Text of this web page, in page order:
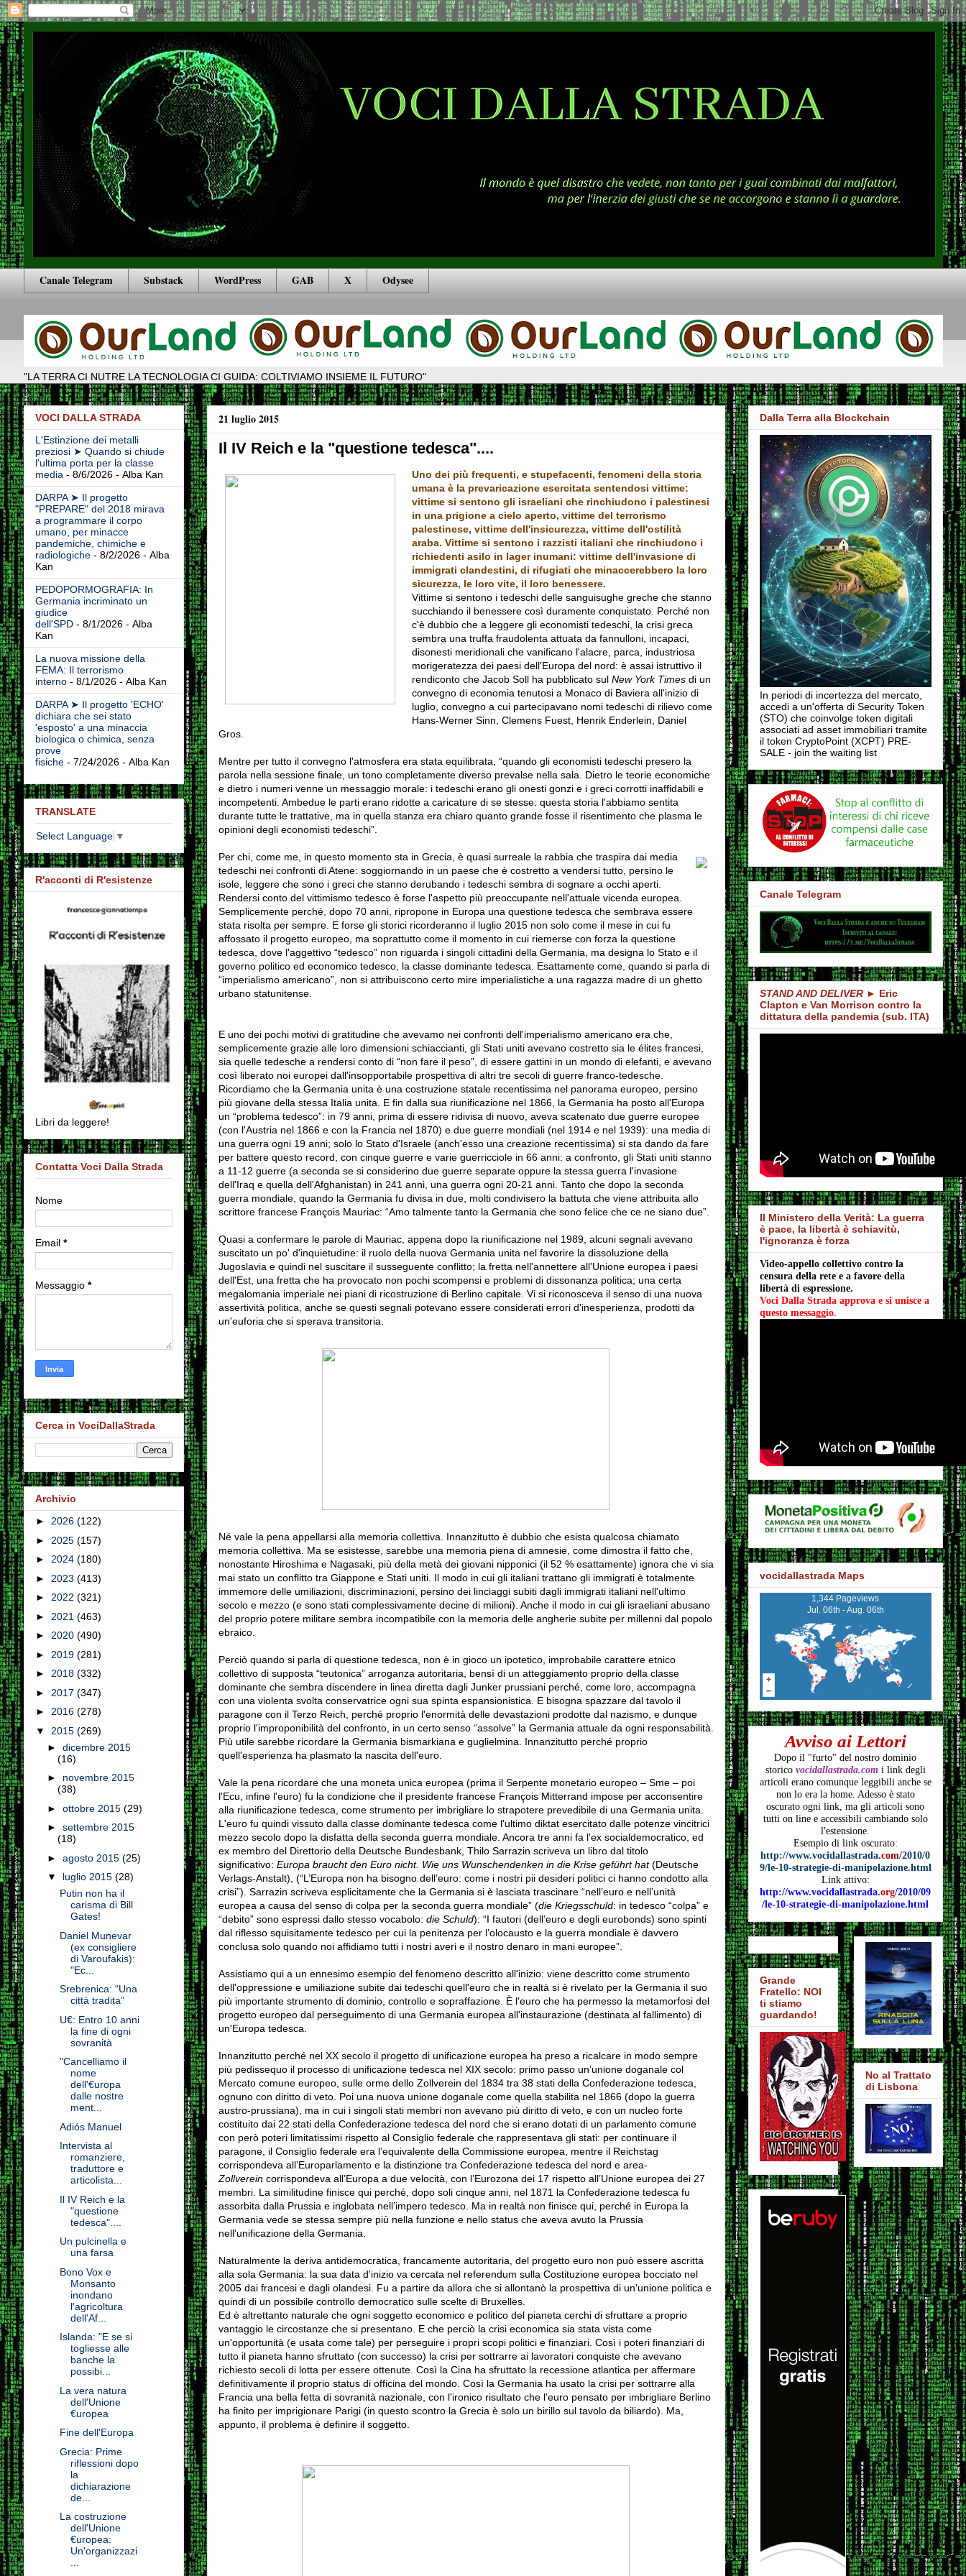
Canale Telegram Substack WordPress GAB X Odysee
"LA TERRA CI NUTRE LA TECNOLOGIA CI GUIDA: COLTIVIAMO INSIEME IL FUTURO"
21 luglio 2015
Il IV Reich e la "questione tedesca"....
Uno dei più frequenti, e stupefacenti, fenomeni della storia
umana è la prevaricazione esercitata sentendosi vittime:
vittime si sentono gli israeliani che rinchiudono i palestinesi
in una prigione a cielo aperto, vittime del terrorismo
palestinese, vittime dell'insicurezza, vittime dell'ostilità
araba. Vittime si sentono i razzisti italiani che rinchiudono i
richiedenti asilo in lager inumani: vittime dell'invasione di
immigrati clandestini, di rifugiati che minaccerebbero la loro
sicurezza, le loro vite, il loro benessere.
Vittime si sentono i tedeschi delle sanguisughe greche che stanno
succhiando il benessere così duramente conquistato. Perché non
c'è dubbio che a leggere gli economisti tedeschi, la crisi greca
sembra una truffa fraudolenta attuata da fannulloni, incapaci,
disonesti meridionali che vanificano l'alacre, parca, industriosa
morigeratezza dei paesi dell'Europa del nord: è assai istruttivo il
rendiconto che Jacob Soll ha pubblicato sul New York Timesdi un
convegno di economia tenutosi a Monaco di Baviera all'inizio di
luglio, convegno a cui partecipavano nomi tedeschi di rilievo come
Hans-Werner Sinn, Clemens Fuest, Henrik Enderlein, Daniel
Gros.
Mentre per tutto il convegno l'atmosfera era stata equilibrata, “quando gli economisti tedeschi presero la
parola nella sessione finale, un tono completamente diverso prevalse nella sala. Dietro le teorie economiche
e dietro i numeri venne un messaggio morale: i tedeschi erano gli onesti gonzi e i greci corrotti inaffidabili e
incompetenti. Ambedue le parti erano ridotte a caricature di se stesse: questa storia l'abbiamo sentita
durante tutte le trattative, ma in quella stanza era chiaro quanto grande fosse il risentimento che plasma le
opinioni degli economisti tedeschi”.
Per chi, come me, in questo momento sta in Grecia, è quasi surreale la rabbia che traspira dai media
tedeschi nei confronti di Atene: soggiornando in un paese che è costretto a vendersi tutto, persino le
isole, leggere che sono i greci che stanno derubando i tedeschi sembra di sognare a occhi aperti.
Rendersi conto del vittimismo tedesco è forse l'aspetto più preoccupante nell'attuale vicenda europea.
Semplicemente perché, dopo 70 anni, ripropone in Europa una questione tedesca che sembrava essere
stata risolta per sempre. E forse gli storici ricorderanno il luglio 2015 non solo come il mese in cui fu
affossato il progetto europeo, ma soprattutto come il momento in cui riemerse con forza la questione
tedesca, dove l'aggettivo “tedesco” non riguarda i singoli cittadini della Germania, ma designa lo Stato e il
governo politico ed economico tedesco, la classe dominante tedesca. Esattamente come, quando si parla di
“imperialismo americano”, non si attribuiscono certo mire imperialistiche a una ragazza madre di un ghetto
urbano statunitense.
E uno dei pochi motivi di gratitudine che avevamo nei confronti dell'imperialismo americano era che,
semplicemente grazie alle loro dimensioni schiaccianti, gli Stati uniti avevano costretto sia le élites francesi,
sia quelle tedesche a rendersi conto di “non fare il peso”, di essere gattini in un mondo di elefanti, e avevano
così liberato noi europei dall'insopportabile prospettiva di altri tre secoli di guerre franco-tedesche.
Ricordiamo che la Germania unita è una costruzione statale recentissima nel panorama europeo, persino
più giovane della stessa Italia unita. E fin dalla sua riunificazione nel 1866, la Germania ha posto all'Europa
un “problema tedesco”: in 79 anni, prima di essere ridivisa di nuovo, aveva scatenato due guerre europee
(con l'Austria nel 1866 e con la Francia nel 1870) e due guerre mondiali (nel 1914 e nel 1939): una media di
una guerra ogni 19 anni; solo lo Stato d'Israele (anch'esso una creazione recentissima) si sta dando da fare
per battere questo record, con cinque guerre e varie guerricciole in 66 anni: a confronto, gli Stati uniti stanno
a 11-12 guerre (a seconda se si considerino due guerre separate oppure la stessa guerra l'invasione
dell'Iraq e quella dell'Afghanistan) in 241 anni, una guerra ogni 20-21 anni. Tanto che dopo la seconda
guerra mondiale, quando la Germania fu divisa in due, molti condivisero la battuta che viene attribuita allo
scrittore francese François Mauriac: “Amo talmente tanto la Germania che sono felice che ce ne siano due”.
Quasi a confermare le parole di Mauriac, appena dopo la riunificazione nel 1989, alcuni segnali avevano
suscitato un po' d'inquietudine: il ruolo della nuova Germania unita nel favorire la dissoluzione della
Jugoslavia e quindi nel suscitare il susseguente conflitto; la fretta nell'annettere all'Unione europea i paesi
dell'Est, una fretta che ha provocato non pochi scompensi e problemi di dissonanza politica; una certa
megalomania imperiale nei piani di ricostruzione di Berlino capitale. Vi si riconosceva il senso di una nuova
assertività politica, anche se questi segnali potevano essere considerati errori d'inesperienza, prodotti da
un'euforia che si sperava transitoria.
Né vale la pena appellarsi alla memoria collettiva. Innanzitutto è dubbio che esista qualcosa chiamato
memoria collettiva. Ma se esistesse, sarebbe una memoria piena di amnesie, come dimostra il fatto che,
nonostante Hiroshima e Nagasaki, più della metà dei giovani nipponici (il 52 % esattamente) ignora che vi sia
mai stato un conflitto tra Giappone e Stati uniti. Il modo in cui gli italiani trattano gli immigrati è totalmente
immemore delle umiliazioni, discriminazioni, persino dei linciaggi subiti dagli immigrati italiani nell'ultimo
secolo e mezzo (e sono stati complessivamente decine di milioni). Anche il modo in cui gli israeliani abusano
del proprio potere militare sembra incompatibile con la memoria delle angherie subite per millenni dal popolo
ebraico.
Perciò quando si parla di questione tedesca, non è in gioco un ipotetico, improbabile carattere etnico
collettivo di supposta “teutonica” arroganza autoritaria, bensì di un atteggiamento proprio della classe
dominante che sembra discendere in linea diretta dagli Junker prussiani perché, come loro, accompagna
con una violenta svolta conservatrice ogni sua spinta espansionistica. E bisogna spazzare dal tavolo il
paragone con il Terzo Reich, perché proprio l'enormità delle devastazioni prodotte dal nazismo, e dunque
proprio l'improponibilità del confronto, in un certo senso “assolve” la Germania attuale da ogni responsabilità.
Più utile sarebbe ricordare la Germania bismarkiana e guglielmina. Innanzitutto perché proprio
quell'esperienza ha plasmato la nascita dell'euro.
Vale la pena ricordare che una moneta unica europea (prima il Serpente monetario europeo – Sme – poi
l'Ecu, infine l'euro) fu la condizione che il presidente francese François Mitterrand impose per acconsentire
alla riunificazione tedesca, come strumento per imbrigliare lo strapotere prevedibile di una Germania unita.
L'euro fu quindi vissuto dalla classe dominante tedesca come l'ultimo diktat esercitato dalle potenze vincitrici
mezzo secolo dopo la disfatta della seconda guerra mondiale. Ancora tre anni fa l'ex socialdemocratico, ed
ex membro del Direttorio della Deutsche Bundesbank, Thilo Sarrazin scriveva un libro dal titolo
significativo: Europa braucht den Euro nicht. Wie uns Wunschendenken in die Krise geführt hat(Deutsche
Verlags-Anstalt), (“L’Europa non ha bisogno dell’euro: come i nostri pii desideri politici ci hanno condotto alla
crisi”). Sarrazin scriveva esplicitamente che la Germania si è lasciata trascinare “nell’euro e nell’unità
europea a causa del senso di colpa per la seconda guerra mondiale” (die Kriegsschuld: in tedesco “colpa” e
“debito” sono espressi dallo stesso vocabolo: die Schuld): “I fautori (dell’euro e degli eurobonds) sono spinti
dal riflesso squisitamente tedesco per cui la penitenza per l’olocausto e la guerra mondiale è davvero
conclusa solo quando noi affidiamo tutti i nostri averi e il nostro denaro in mani europee”.
Assistiamo qui a un ennesimo esempio del fenomeno descritto all'inizio: viene descritto come strumento
dell'oppressione e umiliazione subite dai tedeschi quell'euro che in realtà si è rivelato per la Germania il suo
più importante strumento di dominio, controllo e sopraffazione. È l'euro che ha permesso la metamorfosi del
progetto europeo dal perseguimento di una Germania europea all'instaurazione (destinata al fallimento) di
un'Europa tedesca.
Innanzitutto perché nel XX secolo il progetto di unificazione europea ha preso a ricalcare in modo sempre
più pedissequo il processo di unificazione tedesca nel XIX secolo: primo passo un’unione doganale col
Mercato comune europeo, sulle orme dello Zollverein del 1834 tra 38 stati della Confederazione tedesca,
ognuno con diritto di veto. Poi una nuova unione doganale come quella stabilita nel 1866 (dopo la guerra
austro-prussiana), ma in cui i singoli stati membri non avevano più diritto di veto, e con un nucleo forte
costituito dai 22 stati della Confederazione tedesca del nord che si erano dotati di un parlamento comune
con però poteri limitatissimi rispetto al Consiglio federale che rappresentava gli stati: per continuare il
paragone, il Consiglio federale era l’equivalente della Commissione europea, mentre il Reichstag
corrispondeva all’Europarlamento e la distinzione tra Confederazione tedesca del nord e area-
Zollverein corrispondeva all’Europa a due velocità, con l’Eurozona dei 17 rispetto all’Unione europea dei 27
membri. La similitudine finisce qui perché, dopo soli cinque anni, nel 1871 la Confederazione tedesca fu
assorbita dalla Prussia e inglobata nell’impero tedesco. Ma in realtà non finisce qui, perché in Europa la
Germania vede se stessa sempre più nella funzione e nello status che aveva avuto la Prussia
nell'unificazione della Germania.
Naturalmente la deriva antidemocratica, francamente autoritaria, del progetto euro non può essere ascritta
alla sola Germania: la sua data d'inizio va cercata nel referendum sulla Costituzione europea bocciato nel
2005 dai francesi e dagli olandesi. Fu a partire da allora che si allontanò la prospettiva di un'unione politica e
quindi di un possibile controllo democratico sulle scelte di Bruxelles.
Ed è altrettanto naturale che ogni soggetto economico e politico del pianeta cerchi di sfruttare a proprio
vantaggio le circostanze che si presentano. E che perciò la crisi economica sia stata vista come
un'opportunità (e usata come tale) per perseguire i propri scopi politici e finanziari. Così i poteri finanziari di
tutto il pianeta hanno sfruttato (con successo) la crisi per sottrarre ai lavoratori conquiste che avevano
richiesto secoli di lotta per essere ottenute. Così la Cina ha sfruttato la recessione atlantica per affermare
definitivamente il proprio status di officina del mondo. Così la Germania ha usato la crisi per sottrarre alla
Francia una bella fetta di sovranità nazionale, con l'ironico risultato che l'euro pensato per imbrigliare Berlino
ha finito per imprigionare Parigi (in questo scontro la Grecia è solo un birillo sul tavolo da biliardo). Ma,
appunto, il problema è definire il soggetto.
VOCI DALLA STRADA
L'Estinzione dei metalli
preziosi ➤ Quando si chiude
l'ultima porta per la classe
media - 8/6/2026- Alba Kan
DARPA ➤ Il progetto
"PREPARE" del 2018 mirava
a programmare il corpo
umano, per minacce
pandemiche, chimiche e
radiologiche- 8/2/2026- Alba
Kan
PEDOPORMOGRAFIA: In
Germania incriminato un
giudice
dell'SPD- 8/1/2026- Alba
Kan
La nuova missione della
FEMA: Il terrorismo
interno- 8/1/2026- Alba Kan
DARPA ➤ Il progetto 'ECHO'
dichiara che sei stato
'esposto' a una minaccia
biologica o chimica, senza
prove
fisiche- 7/24/2026- Alba Kan
TRANSLATE
Select Language ▼
R'acconti di R'esistenze
Libri da leggere!
Contatta Voci Dalla Strada
Nome
Email *
Messaggio *
Cerca in VociDallaStrada
Archivio
► 2026 (122)
► 2025 (157)
► 2024 (180)
► 2023 (413)
► 2022 (321)
► 2021 (463)
► 2020 (490)
► 2019 (281)
► 2018 (332)
► 2017 (347)
► 2016 (278)
▼ 2015 (269)
►dicembre 2015
(16)
► novembre 2015
(38)
►ottobre 2015(29)
►settembre 2015
(18)
►agosto 2015(25)
▼ luglio 2015(28)
Putin non ha il
carisma di Bill
Gates!
Daniel Munevar
(ex consigliere
di Varoufakis):
"Ec...
Srebrenica: “Una
città tradita”
U€: Entro 10 anni
la fine di ogni
sovranità
"Cancelliamo il
nome
dell'€uropa
dalle nostre
ment...
Adiós Manuel
Intervista al
romanziere,
traduttore e
articolista...
Il IV Reich e la
"questione
tedesca"....
Un pulcinella e
una farsa
Bono Vox e
Monsanto
inondano
l'agricoltura
dell'Af...
Islanda: "E se si
togliesse alle
banche la
possibi...
La vera natura
dell'Unione
€uropea
Fine dell'Europa
Grecia: Prime
riflessioni dopo
la
dichiarazione
de...
La costruzione
dell'Unione
€uropea:
Un'organizzazi
...
Dalla Terra alla Blockchain
In periodi di incertezza del mercato,
accedi a un'offerta di Security Token
(STO) che coinvolge token digitali
associati ad asset immobiliari tramite
il token CryptoPoint (XCPT) PRE-
SALE - join the waiting list
Canale Telegram
STAND AND DELIVER► Eric
Clapton e Van Morrison contro la
dittatura della pandemia (sub. ITA)
Il Ministero della Verità: La guerra
è pace, la libertà è schiavitù,
l'ignoranza è forza
Video-appello collettivo contro la
censura della rete e a favore della
libertà di espressione.
Voci Dalla Strada approva e si unisce a
questo messaggio.
vocidallastrada Maps
1,344 Pageviews
Jul. 06th - Aug. 06th
Avviso ai Lettori
Dopo il "furto" del nostro dominio
storico vocidallastrada.comi link degli
articoli erano comunque leggibili anche se
non lo era la home. Adesso è stato
oscurato ogni link, ma gli articoli sono
tutti on line e accessibili cambiando solo
l'estensione.
Esempio di link oscurato:
http://www.vocidallastrada.com/2010/0
9/le-10-strategie-di-manipolazione.html
Link attivo:
http://www.vocidallastrada.org/2010/09
/le-10-strategie-di-manipolazione.html
Grande
Fratello: NOI
ti stiamo
guardando!
No al Trattato
di Lisbona